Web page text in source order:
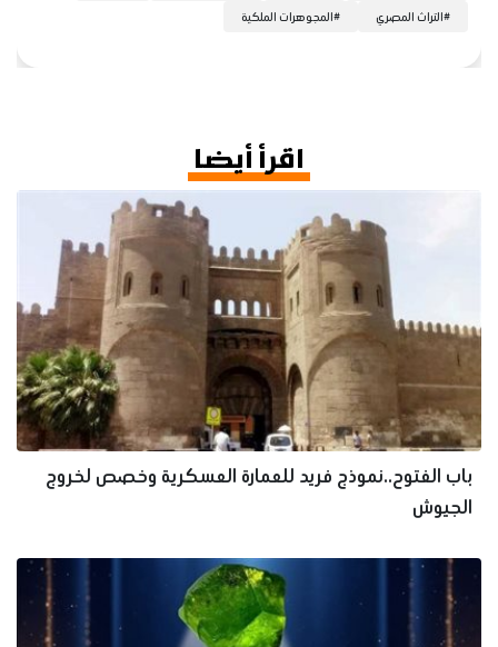
#التراث المصري #المجوهرات الملكية
اقرأ أيضا
باب الفتوح..نموذج فريد للعمارة العسكرية وخصص لخروج
الجيوش